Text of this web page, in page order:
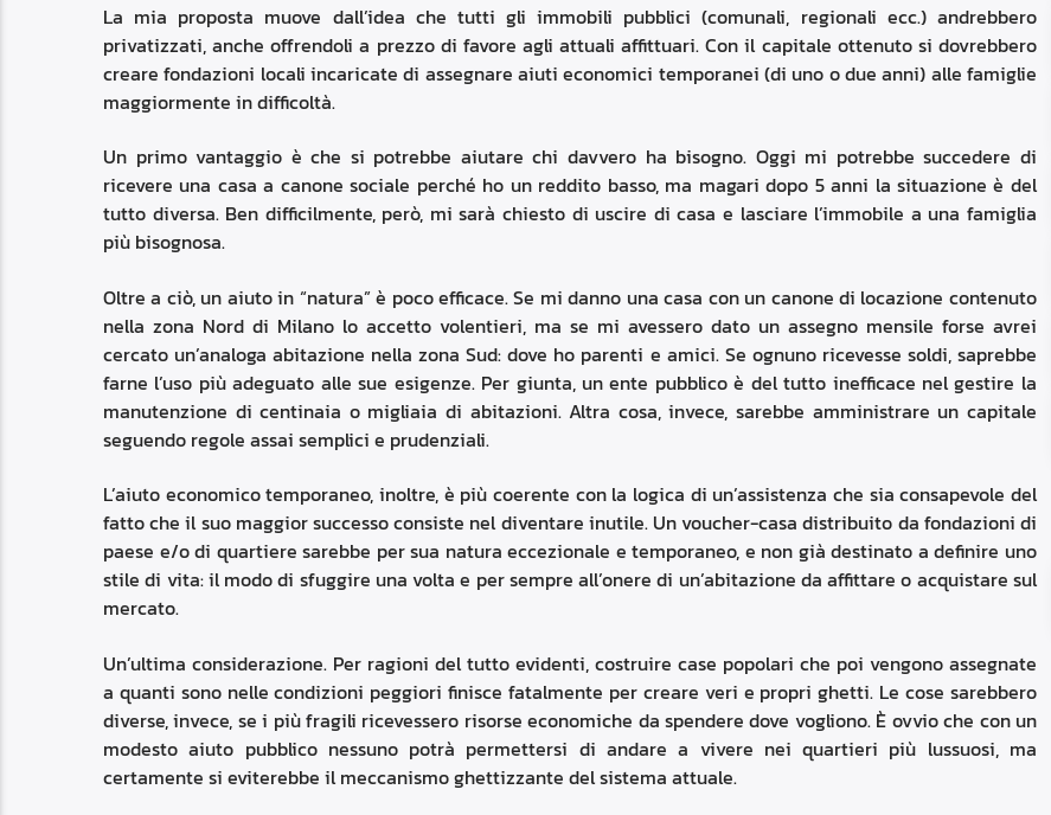
La mia proposta muove dall’idea che tutti gli immobili pubblici (comunali, regionali ecc.) andrebbero
privatizzati, anche offrendoli a prezzo di favore agli attuali affittuari. Con il capitale ottenuto si dovrebbero
creare fondazioni locali incaricate di assegnare aiuti economici temporanei (di uno o due anni) alle famiglie
maggiormente in difficoltà.
Un primo vantaggio è che si potrebbe aiutare chi davvero ha bisogno. Oggi mi potrebbe succedere di
ricevere una casa a canone sociale perché ho un reddito basso, ma magari dopo 5 anni la situazione è del
tutto diversa. Ben difficilmente, però, mi sarà chiesto di uscire di casa e lasciare l’immobile a una famiglia
più bisognosa.
Oltre a ciò, un aiuto in “natura” è poco efficace. Se mi danno una casa con un canone di locazione contenuto
nella zona Nord di Milano lo accetto volentieri, ma se mi avessero dato un assegno mensile forse avrei
cercato un’analoga abitazione nella zona Sud: dove ho parenti e amici. Se ognuno ricevesse soldi, saprebbe
farne l’uso più adeguato alle sue esigenze. Per giunta, un ente pubblico è del tutto inefficace nel gestire la
manutenzione di centinaia o migliaia di abitazioni. Altra cosa, invece, sarebbe amministrare un capitale
seguendo regole assai semplici e prudenziali.
L’aiuto economico temporaneo, inoltre, è più coerente con la logica di un’assistenza che sia consapevole del
fatto che il suo maggior successo consiste nel diventare inutile. Un voucher-casa distribuito da fondazioni di
paese e/o di quartiere sarebbe per sua natura eccezionale e temporaneo, e non già destinato a definire uno
stile di vita: il modo di sfuggire una volta e per sempre all’onere di un’abitazione da affittare o acquistare sul
mercato.
Un’ultima considerazione. Per ragioni del tutto evidenti, costruire case popolari che poi vengono assegnate
a quanti sono nelle condizioni peggiori finisce fatalmente per creare veri e propri ghetti. Le cose sarebbero
diverse, invece, se i più fragili ricevessero risorse economiche da spendere dove vogliono. È ovvio che con un
modesto aiuto pubblico nessuno potrà permettersi di andare a vivere nei quartieri più lussuosi, ma
certamente si eviterebbe il meccanismo ghettizzante del sistema attuale.